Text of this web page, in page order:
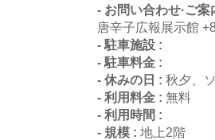
- お問い合わせ·ご案
唐辛子広報展示館
- 駐車施設 :
- 駐車料金 :
- 休みの日 : 秋夕、
- 利用料金 : 無料
- 利用時間 :
- 規模 : 地上2階